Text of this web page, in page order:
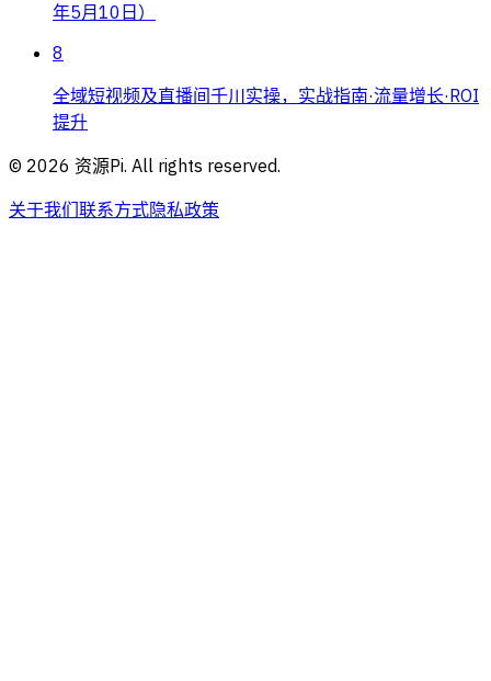
年5月10日）
8
全域短视频及直播间千川实操，实战指南·流量增长·ROI
提升
© 2026 资源Pi. All rights reserved.
关于我们联系方式隐私政策